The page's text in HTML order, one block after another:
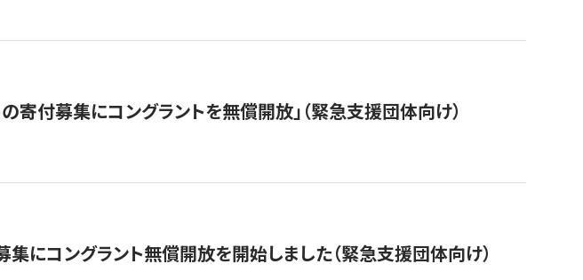
寄付募集にコングラントを無償開放」（緊急支援団体向け）
にコングラント無償開放を開始しました（緊急支援団体向け）